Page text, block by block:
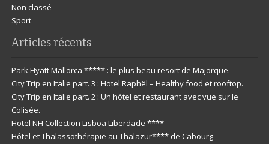
Non classé
Sport
Articles récents
Park Hyatt Mallorca ***** : le plus beau resort de Majorque.
City Trip en Italie part. 3 : Hotel Raphël – Healthy food et rooftop.
City Trip en Italie part. 2 : Un hôtel et restaurant avec vue sur le
Colisée.
Hotel NH Collection Lisboa Liberdade ****
Hôtel et Thalassothérapie au Thalazur**** de Cabourg